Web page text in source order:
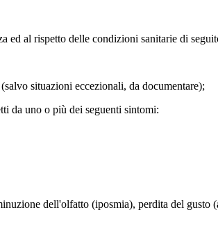
ed al rispetto delle condizioni sanitarie di
situazioni eccezionali, da documentare);
da uno o più dei seguenti sintomi:
dell'olfatto (iposmia), perdita del gusto